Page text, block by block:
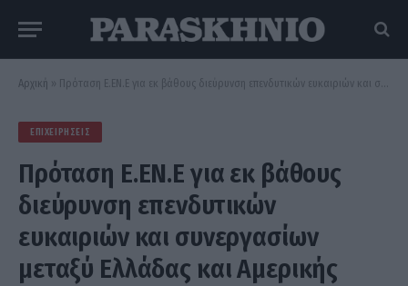
Αρχική » Πρόταση Ε.ΕΝ.Ε για εκ βάθους διεύρυνση επενδυτικών ευκαιριών και συνεργασίων μεταξύ Ελλάδας και Αμερικής
ΕΠΙΧΕΙΡΉΣΕΙΣ
Πρόταση Ε.ΕΝ.Ε για εκ βάθους
διεύρυνση επενδυτικών
ευκαιριών και συνεργασίων
μεταξύ Ελλάδας και Αμερικής